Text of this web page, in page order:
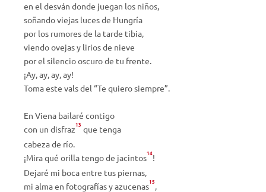
en el desván donde juegan los niños,
soñando viejas luces de Hungría
por los rumores de la tarde tibia,
viendo ovejas y lirios de nieve
por el silencio oscuro de tu frente.
¡Ay, ay, ay, ay!
Toma este vals del “Te quiero siempre”.
En Viena bailaré contigo
con un disfraz13 que tenga
cabeza de río.
¡Mira qué orilla tengo de jacintos14!
Dejaré mi boca entre tus piernas,
mi alma en fotografías y azucenas15,